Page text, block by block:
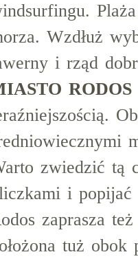
Wzdłuż
i rząd
RODOS
zwiedzić tą
i popijać
zaprasza
tuż obok